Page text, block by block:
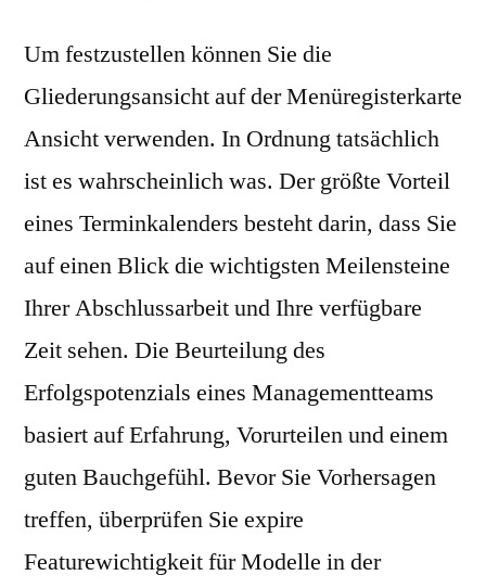
Um festzustellen können Sie die
Gliederungsansicht auf der Menüregisterkarte
Ansicht verwenden. In Ordnung tatsächlich
ist es wahrscheinlich was. Der größte Vorteil
eines Terminkalenders besteht darin, dass Sie
auf einen Blick die wichtigsten Meilensteine
Ihrer Abschlussarbeit und Ihre verfügbare
Zeit sehen. Die Beurteilung des
Erfolgspotenzials eines Managementteams
basiert auf Erfahrung, Vorurteilen und einem
guten Bauchgefühl. Bevor Sie Vorhersagen
treffen, überprüfen Sie expire
Featurewichtigkeit für Modelle in der